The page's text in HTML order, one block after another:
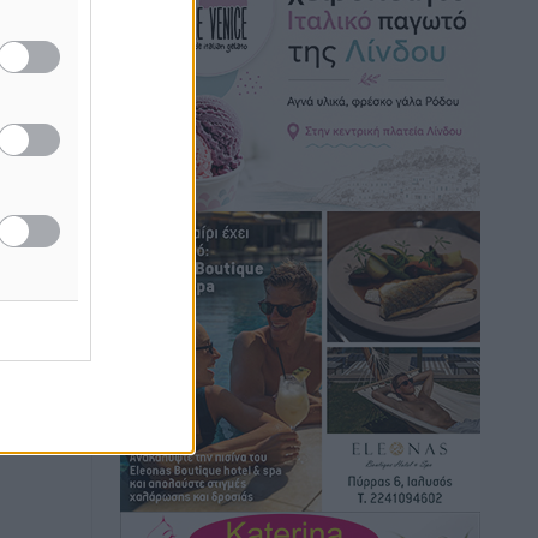
Χωρίς υποχρεωτική παρουσία μικρών
στη 12άδα
• πριν 6 ώρες
Ο Πελεκάνος, οι ανεμογεννήτριες και
μια κοινότητα που κανείς δεν ρώτησε
Η Ρόδος περιμένει και οι θεσμοί της
λογομαχούν
Δημο-Κρίσεις πριν 7 ώρες
Τα Γλυπτά του Παρθενώνα ως
προσωπικό δώρο στον Τραμπ
Δημο-Κρίσεις• πριν 7 ώρες
Το στενό της Κρεμαστής μπήκε στη